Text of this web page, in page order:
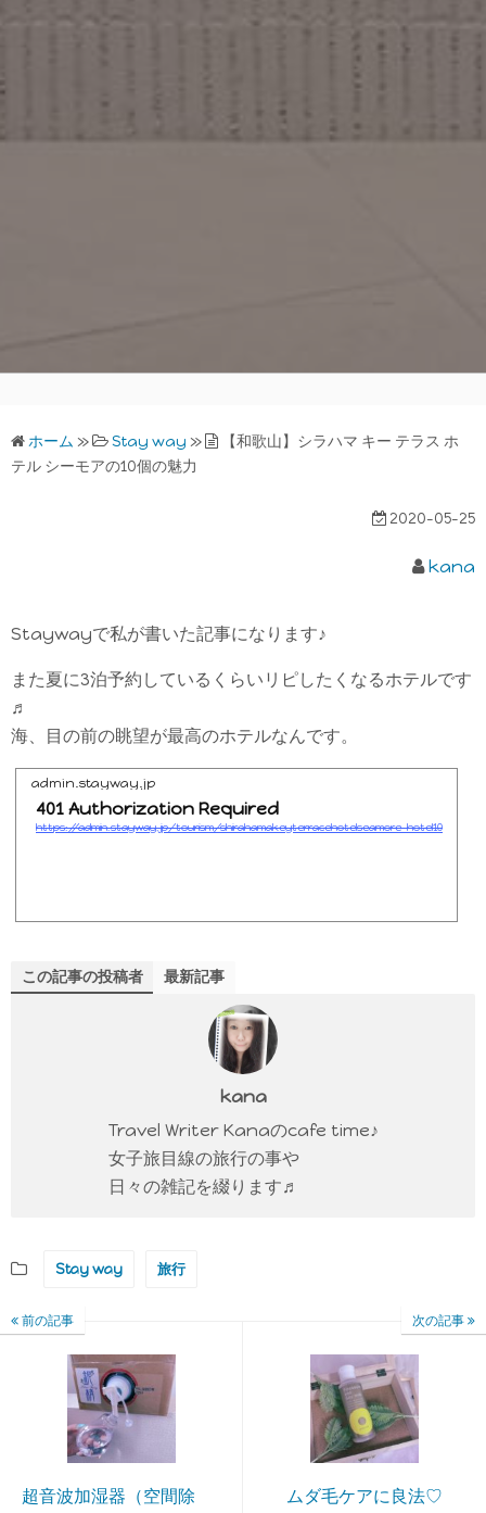
ホーム » Stay way »
【和歌山】シラハマ キー テラス ホ
テル シーモアの10個の魅力
2020-05-25
kana
Staywayで私が書いた記事になります♪
また夏に3泊予約しているくらいリピしたくなるホテルです
♬
海、目の前の眺望が最高のホテルなんです。
admin.stayway.jp
401 Authorization Required
https://admin.stayway.jp/tourism/shirahamakeyterracehotelseamore-hotel10
この記事の投稿者 最新記事
kana
Travel Writer Kanaのcafe time♪
女子旅目線の旅行の事や
日々の雑記を綴ります♬
Stay way 旅行
前の記事
超音波加湿器（空間除
次の記事
ムダ毛ケアに良法♡